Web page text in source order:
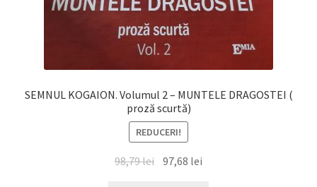
SEMNUL KOGAION. Volumul 2 – MUNTELE DRAGOSTEI (
proză scurtă)
REDUCERI!
98,79lei Prețul
97,68 lei